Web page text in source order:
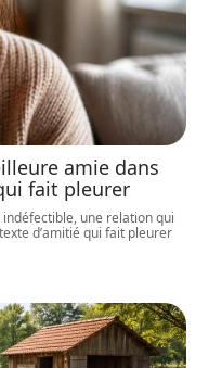
amie dans
fait pleurer
une relation qui
d’amitié qui fait pleurer